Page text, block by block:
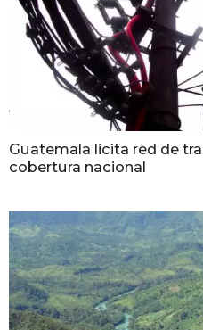
Guatemala licita red de
cobertura nacional